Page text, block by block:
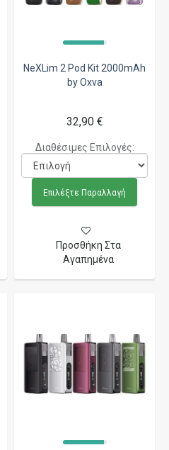
NeXLim 2 Pod Kit 2000mAh
by Oxva
32,90 €
Διαθέσιμες Επιλογές:
Επιλέξτε Παραλλαγή
Προσθήκη Στα
Αγαπημένα